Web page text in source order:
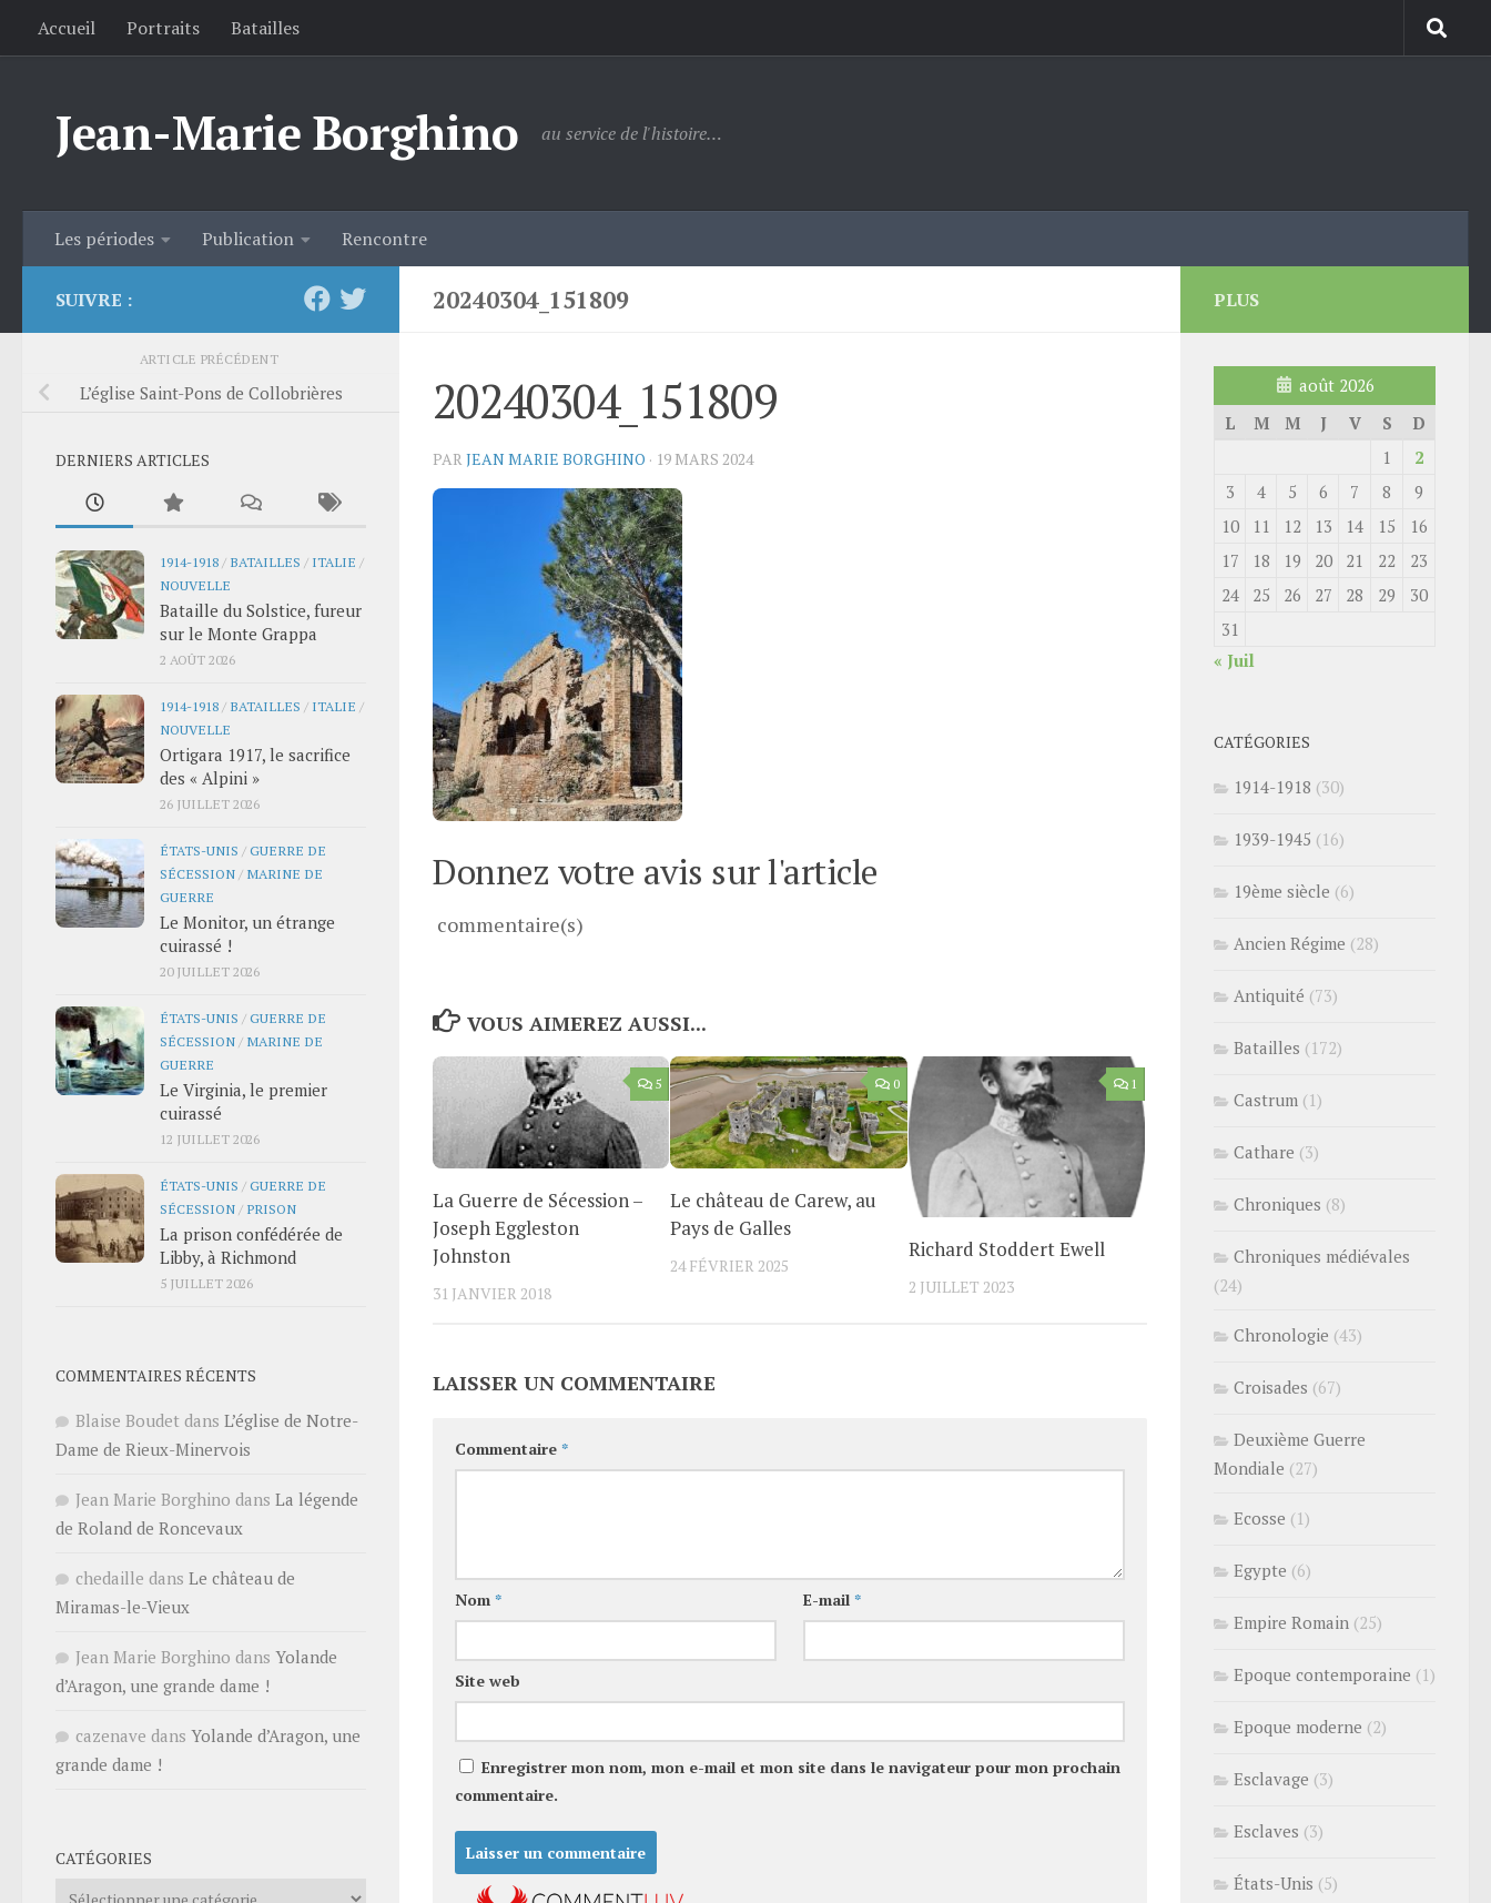
Skip to content
Accueil Portraits Batailles
Jean-Marie Borghino au service de l'histoire…
Les périodes Publication Rencontre
20240304_151809
20240304_151809
PAR JEAN MARIE BORGHINO · 19 MARS 2024
Donnez votre avis sur l'article
commentaire(s)
VOUS AIMEREZ AUSSI...
5
La Guerre de Sécession –
Joseph Eggleston
Johnston
31 JANVIER 2018
0
Le château de Carew, au
Pays de Galles
24 FÉVRIER 2025
1
Richard Stoddert Ewell
2 JUILLET 2023
LAISSER UN COMMENTAIRE
Commentaire *
Nom * E-mail *
Site web
Enregistrer mon nom, mon e-mail et mon site dans le navigateur pour mon prochain
commentaire.
SUIVRE :
ARTICLE PRÉCÉDENT
L’église Saint-Pons de Collobrières
DERNIERS ARTICLES
1914-1918 / BATAILLES / ITALIE /
NOUVELLE
Bataille du Solstice, fureur
sur le Monte Grappa
2 AOÛT 2026
1914-1918 / BATAILLES / ITALIE /
NOUVELLE
Ortigara 1917, le sacrifice
des « Alpini »
26 JUILLET 2026
ÉTATS-UNIS /GUERRE DE
SÉCESSION / MARINE DE
GUERRE
Le Monitor, un étrange
cuirassé !
20 JUILLET 2026
ÉTATS-UNIS /GUERRE DE
SÉCESSION / MARINE DE
GUERRE
Le Virginia, le premier
cuirassé
12 JUILLET 2026
ÉTATS-UNIS /GUERRE DE
SÉCESSION / PRISON
La prison confédérée de
Libby, à Richmond
5 JUILLET 2026
COMMENTAIRES RÉCENTS
Blaise Boudet dans L’église de Notre-
Dame de Rieux-Minervois
Jean Marie Borghino dans La légende
de Roland de Roncevaux
chedaille dans Le château de
Miramas-le-Vieux
Jean Marie Borghino dans Yolande
d’Aragon, une grande dame !
cazenave dans Yolande d’Aragon, une
grande dame !
CATÉGORIES
Catégories
PLUS
août 2026
L
M M J V S
D
1
2
3
4 5 6 7 8
9
10
11 12 13 14 15
16
17
18 19 20 21 22
23
24
25 26 27 28 29
30
31
« Juil
CATÉGORIES
1914-1918 (30)
1939-1945 (16)
19ème siècle (6)
Ancien Régime (28)
Antiquité (73)
Batailles (172)
Castrum (1)
Cathare (3)
Chroniques (8)
Chroniques médiévales
(24)
Chronologie (43)
Croisades (67)
Deuxième Guerre
Mondiale (27)
Ecosse (1)
Egypte (6)
Empire Romain (25)
Epoque contemporaine (1)
Epoque moderne (2)
Esclavage (3)
Esclaves (3)
États-Unis (5)